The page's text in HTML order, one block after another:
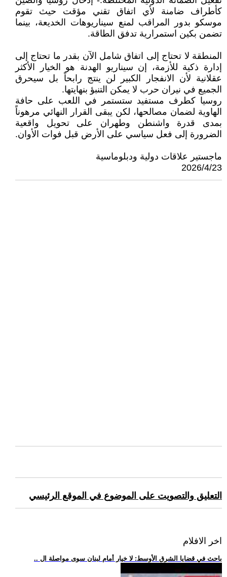
كأطراف ضامنة لأي اتفاق تقني مؤقت حيث تقوم
موسكو بدور المراقب لمنع سيناريوهات الخديعة، بينما
تضمن بكين استمرارية تدفق الطاقة.
​المنطقة لا تحتاج إلى اتفاق شامل الآن بقدر ما تحتاج إلى
إدارة ذكية للأزمة، إن سيناريو الهدنة هو الخيار الأكثر
عقلانية لأن الانفجار الكبير لن ينتج رابحاً بل سيحرق
الجميع في نيران حرب لا يمكن التنبؤ بنهايتها.
روسيا كطرف مستفيد ستستمر في اللعب على حافة
الهاوية لضمان مصالحها، لكن يبقى القرار النهائي مرهوناً
بمدى قدرة واشنطن وطهران على تحويل واقعية
الضرورة إلى فعل سياسي على الأرض قبل فوات الأوان.
ماجستير علاقات دولية ودبلوماسية
2026/4/23
التعليق والتصويت على الموضوع في الموقع الرئيسي
اخر الافلام
.. باحث في قضايا الشرق الأوسط: لا خيار أمام لبنان سوى مواصلة ال